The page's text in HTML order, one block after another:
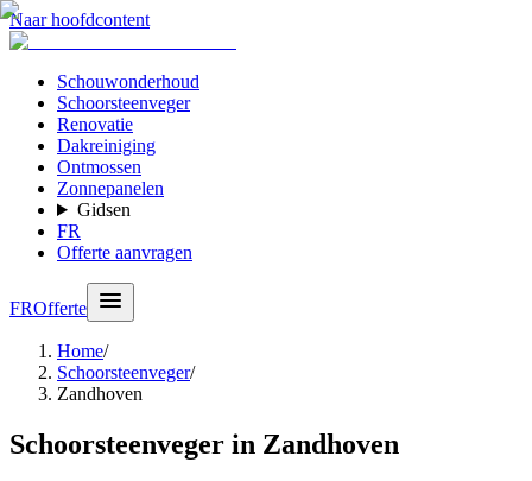
Naar hoofdcontent
Schouwonderhoud
Schoorsteenveger
Renovatie
Dakreiniging
Ontmossen
Zonnepanelen
Gidsen
FR
Offerte aanvragen
FROfferte
Home/
Schoorsteenveger/
Zandhoven
Schoorsteenveger in Zandhoven